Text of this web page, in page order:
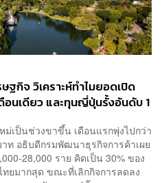
ฐกิจ วิเคราะห์ทำไมยอดเปิด
นเดียว และทุนญี่ปุ่นรั้งอันดับ 1
ม่เป็นช่วงขาขึ้น เดือนแรกพุ่งไปกว่า
ท อธิบดีกรมพัฒนาธุรกิจการค้าเผย
28,000 ราย คิดเป็น 30% ของ
ยมากสุด ขณะที่เลิกกิจการลดลง